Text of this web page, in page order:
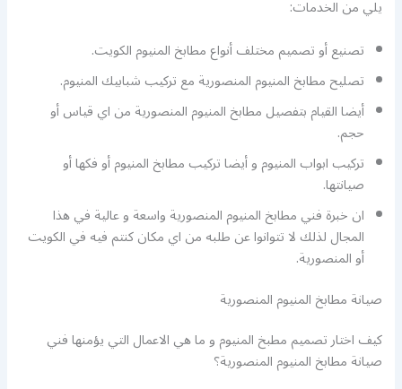
يلي من الخدمات:
تصنيع أو تصميم مختلف أنواع مطابخ المنيوم الكويت.
تصليح مطابخ المنيوم المنصورية مع تركيب شبابيك المنيوم.
أيضا القيام بتفصيل مطابخ المنيوم المنصورية من اي قياس أو
حجم.
تركيب ابواب المنيوم و أيضا تركيب مطابخ المنيوم أو فكها أو
صيانتها.
ان خبرة فني مطابخ المنيوم المنصورية واسعة و عالية في هذا
المجال لذلك لا تتوانوا عن طلبه من اي مكان كنتم فيه في الكويت
أو المنصورية.
صيانة مطابخ المنيوم المنصورية
كيف اختار تصميم مطبخ المنيوم و ما هي الاعمال التي يؤمنها فني
صيانة مطابخ المنيوم المنصورية؟